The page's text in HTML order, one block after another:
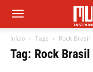
Início Tags Rock Brasil
Tag: Rock Brasil